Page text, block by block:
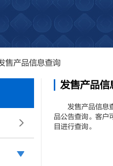
售产品信息查询
发售产品信
发售产品信息查
品公告查询。客
目进行查询。